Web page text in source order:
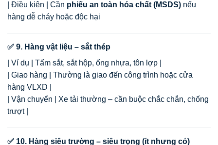
| Điều kiện | Cần phiếu an toàn hóa chất (MSDS) nếu
hàng dễ cháy hoặc độc hại
✅ 9. Hàng vật liệu – sắt thép
| Ví dụ | Tấm sắt, sắt hộp, ống nhựa, tôn lợp |
| Giao hàng | Thường là giao đến công trình hoặc cửa
hàng VLXD |
| Vận chuyển | Xe tải thường – cần buộc chắc chắn, chống
trượt |
✅ 10. Hàng siêu trường – siêu trọng (ít nhưng có)